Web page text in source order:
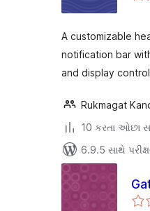
A customizable
notification bar
and display
Rukmagat
10 કરતા ઓછા
6.9.5 સાથે